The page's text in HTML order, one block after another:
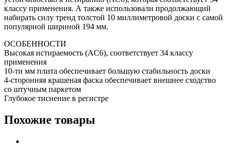
классу применения. А также использовали продолжающий
набирать силу тренд толстой 10 миллиметровой доски с самой
популярной шириной 194 мм.
ОСОБЕННОСТИ
Высокая истираемость (AC6), соответствует 34 классу
применения
10-ти мм плита обеспечивает большую стабильность доски
4-сторонняя крашеная фаска обеспечивает внешнее сходство
со штучным паркетом
Глубокое тиснение в регистре
Похожие товары